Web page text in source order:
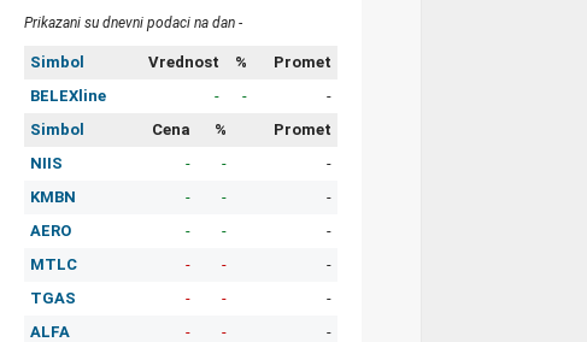
Prikazani su dnevni podaci na dan -
Simbol Vrednost %
Promet
BELEXline
- -
-
Simbol
Cena %
Promet
NIIS
- -
-
KMBN
- -
-
AERO
- -
-
MTLC
- -
-
TGAS
- -
-
ALFA
- -
-